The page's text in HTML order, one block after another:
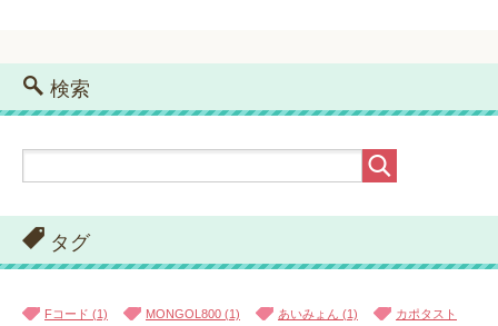
検索
タグ
Fコード (1) MONGOL800 (1) あいみょん (1) カポタスト